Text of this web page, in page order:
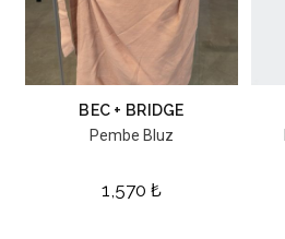
BEC + BRIDGE
Pembe Bluz
1,570 ₺